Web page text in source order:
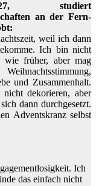
studiert
an der Fern-
weil ich dann
Ich bin nicht
wie früher, aber mag
und Zusammenhalt.
dekorieren, aber
dann durchgesetzt.
Adventskranz selbst
Ich
das einfach nicht